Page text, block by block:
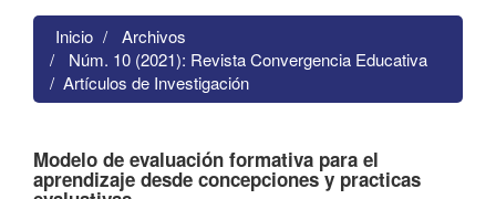
Inicio
Archivos
Núm. 10 (2021): Revista Convergencia Educativa
Artículos de Investigación
Modelo de evaluación formativa para el
aprendizaje desde concepciones y practicas